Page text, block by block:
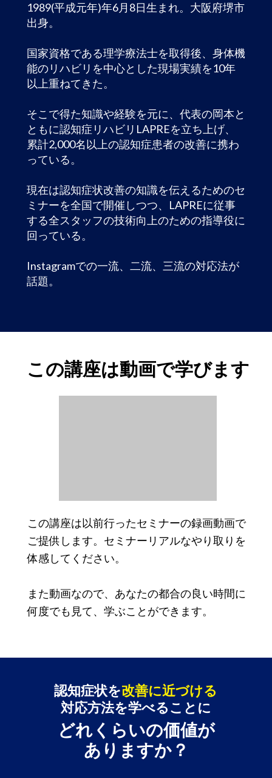
1989(平成元年)年6月8日生まれ。大阪府堺市
出身。
国家資格である理学療法士を取得後、身体機
能のリハビリを中心とした現場実績を10年
以上重ねてきた。
そこで得た知識や経験を元に、代表の岡本と
ともに認知症リハビリLAPREを立ち上げ、
累計2,000名以上の認知症患者の改善に携わ
っている。
現在は認知症状改善の知識を伝えるためのセ
ミナーを全国で開催しつつ、LAPREに従事
する全スタッフの技術向上のための指導役に
回っている。
Instagramでの一流、二流、三流の対応法が
話題。
この講座は動画で学びます
この講座は以前行ったセミナーの録画動画で
ご提供します。セミナーリアルなやり取りを
体感してください。
また動画なので、 あなたの都合の良い時間に
何度でも見て、学ぶことができます。
認知症状を改善に近づける
対応方法を学べることに
どれくらいの価値が
ありますか？